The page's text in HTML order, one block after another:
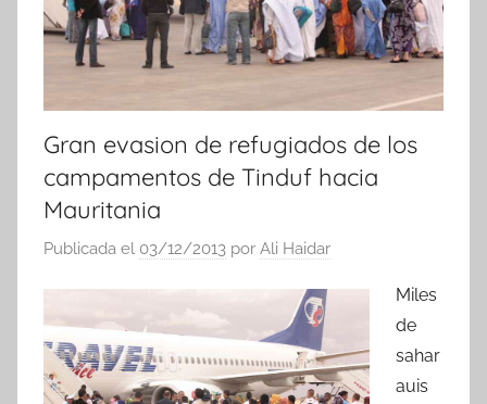
Gran evasion de refugiados de los
campamentos de Tinduf hacia
Mauritania
Publicada el 03/12/2013 por Ali Haidar
Miles
de
sahar
auis